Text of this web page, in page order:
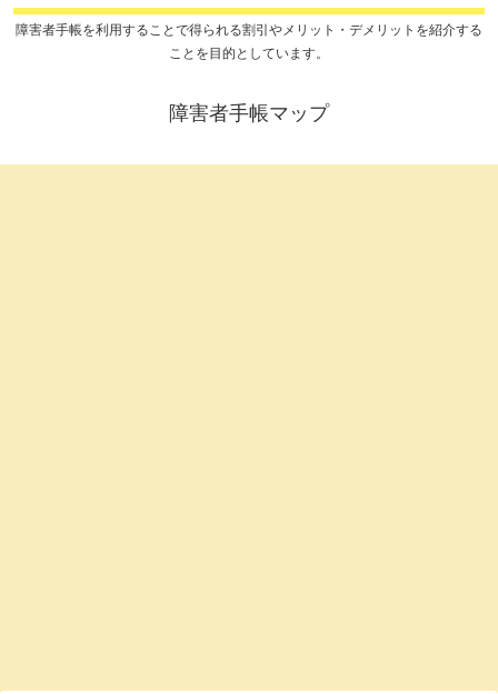
障害者手帳を利用することで得られる割引やメリット・デメリットを紹介する
ことを目的としています。
障害者手帳マップ